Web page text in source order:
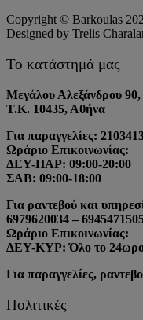
Copyright © Barkoulas
Designed by Trelis
Το κατάστημά μας
Μεγάλου Αλεξάνδρου 90,
Τ.Κ. 10435, Αθήνα
Για παραγγελίες:
Ωράριο Επικοινωνίας:
ΔΕΥ-ΠΑΡ: 09:00-20:00
ΣΑΒ: 09:00-18:00
Για ραντεβού και
6979620034 –
Ωράριο Επικοινωνίας:
ΔΕΥ-ΚΥΡ: Όλο το
Για παραγγελίες,
Πολιτικές